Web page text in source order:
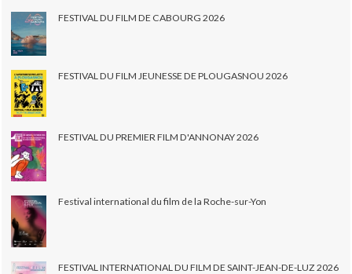
FESTIVAL DU FILM DE CABOURG 2026
FESTIVAL DU FILM JEUNESSE DE PLOUGASNOU 2026
FESTIVAL DU PREMIER FILM D'ANNONAY 2026
Festival international du film de la Roche-sur-Yon
FESTIVAL INTERNATIONAL DU FILM DE SAINT-JEAN-DE-LUZ 2026